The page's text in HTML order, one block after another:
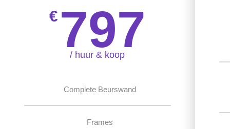
€ 797
/ huur & koop
Complete Beurswand
Frames